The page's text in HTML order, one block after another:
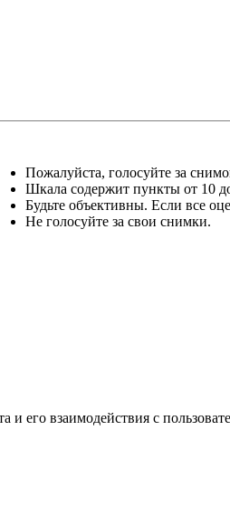
Пожалуйста, голосуйте за
Шкала содержит пункты от 10
Будьте объективны. Если все
Не голосуйте за свои снимки.
и его взаимодействия с